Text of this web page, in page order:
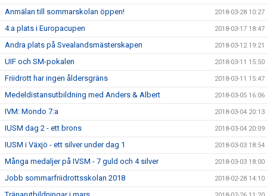
Anmälan till sommarskolan öppen! 2018-03-28 10:27
4:a plats i Europacupen 2018-03-17 18:47
Andra plats på Svealandsmästerskapen 2018-03-12 19:21
UIF och SM-pokalen 2018-03-11 15:50
Friidrott har ingen åldersgräns 2018-03-11 15:47
Medeldistansutbildning med Anders & Albert 2018-03-05 16:06
IVM: Mondo 7:a 2018-03-04 20:13
IUSM dag 2 - ett brons 2018-03-04 20:09
IUSM i Växjö - ett silver under dag 1 2018-03-03 18:54
Många medaljer på IVSM - 7 guld och 4 silver 2018-03-03 18:00
Jobb sommarfriidrottsskolan 2018 2018-02-28 14:10